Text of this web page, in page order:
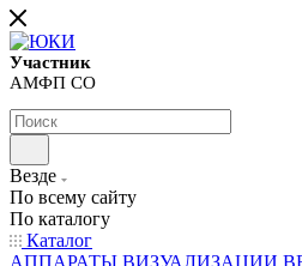
Участник
АМФП СО
Везде
По всему сайту
По каталогу
Каталог